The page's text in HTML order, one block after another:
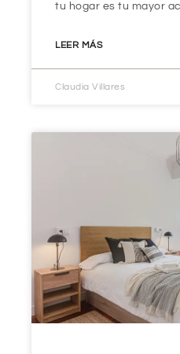
tu hogar es tu mayor
LEER MÁS
Claudia Villares